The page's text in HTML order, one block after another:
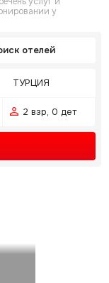
у
отелей
ТУРЦИЯ
2 взр, 0 дет